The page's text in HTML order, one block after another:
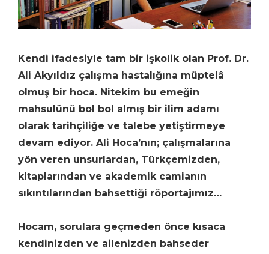
Kendi ifadesiyle tam bir işkolik olan Prof. Dr.
Ali Akyıldız çalışma hastalığına müptelâ
olmuş bir hoca. Nitekim bu emeğin
mahsulünü bol bol almış bir ilim adamı
olarak tarihçiliğe ve talebe yetiştirmeye
devam ediyor. Ali Hoca’nın; çalışmalarına
yön veren unsurlardan, Türkçemizden,
kitaplarından ve akademik camianın
sıkıntılarından bahsettiği röportajımız…
Hocam, sorulara geçmeden önce kısaca
kendinizden ve ailenizden bahseder